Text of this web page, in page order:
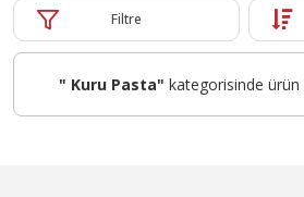
Filtre
" Kuru Pasta" kategorisinde ürün